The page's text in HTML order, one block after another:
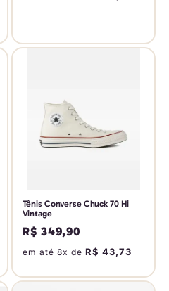
Tênis Converse Chuck 70 Hi
Vintage
Preço
normal
R$ 349,90
em até 8x de R$ 43,73